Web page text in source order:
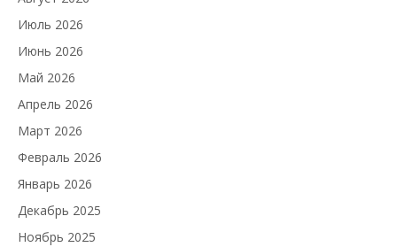
Июль 2026
Июнь 2026
Май 2026
Апрель 2026
Март 2026
Февраль 2026
Январь 2026
Декабрь 2025
Ноябрь 2025